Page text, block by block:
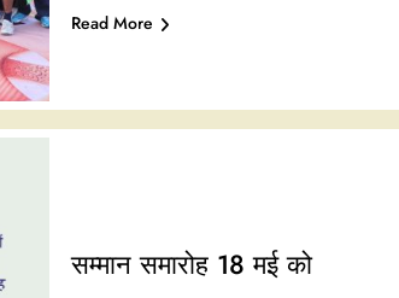
Read More
सम्मान समारोह 18 मई को